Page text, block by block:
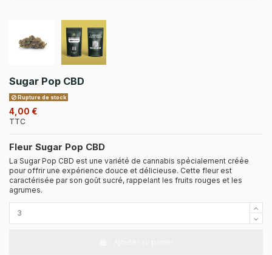
Sugar Pop CBD
Rupture de stock
4,00 €
TTC
Fleur Sugar Pop CBD
La Sugar Pop CBD est une variété de cannabis spécialement créée
pour offrir une expérience douce et délicieuse. Cette fleur est
caractérisée par son goût sucré, rappelant les fruits rouges et les
agrumes.